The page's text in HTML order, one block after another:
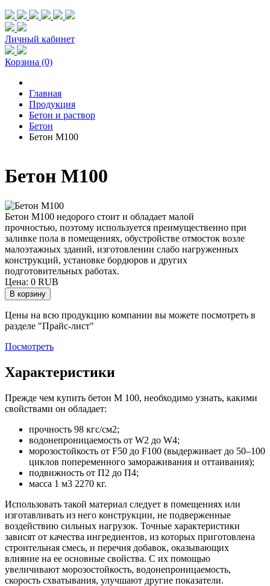
Личный кабинет
Корзина (0)
Главная
Продукция
Бетон и раствор
Бетон
Бетон М100
Бетон М100
Бетон М100 недорого стоит и обладает малой
прочностью, поэтому используется преимущественно при
заливке пола в помещениях, обустройстве отмосток возле
малоэтажных зданий, изготовлении слабо нагруженных
конструкций, установке бордюров и других
подготовительных работах.
Цена: 0 RUB
Цены на всю продукцию компании вы можете посмотреть в
разделе "Прайс-лист"
Посмотреть
Характеристики
Прежде чем купить бетон М 100, необходимо узнать, какими
свойствами он обладает:
прочность 98 кгс/см2;
водонепроницаемость от W2 до W4;
морозостойкость от F50 до F100 (выдерживает до 50–100
циклов попеременного замораживания и оттаивания);
подвижность от П2 до П4;
масса 1 м3 2270 кг.
Использовать такой материал следует в помещениях или
изготавливать из него конструкции, не подверженные
воздействию сильных нагрузок. Точные характеристики
зависят от качества ингредиентов, из которых приготовлена
строительная смесь, и перечня добавок, оказывающих
влияние на ее основные свойства. С их помощью
увеличивают морозостойкость, водонепроницаемость,
скорость схватывания, улучшают другие показатели.